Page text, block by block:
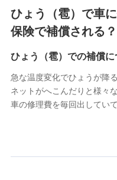
4.家族・友達紹介にて
被紹介者への連絡、及び
けている保険会社・提携
供し、金融商品等の契約
アンケートやキャンペー
上記に係る連絡・手続き
5.通話録音にて取得す
ひょう（雹）で車
保険で補償される？
ひょう（雹）での補償に
急な温度変化でひょうが降
ネットがへこんだりと様々
車の修理費を毎回出してい